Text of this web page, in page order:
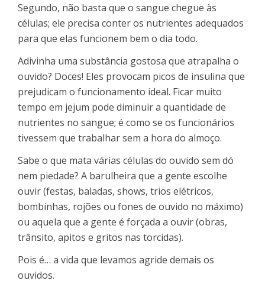
Segundo, não basta que o sangue chegue às
células; ele precisa conter os nutrientes adequados
para que elas funcionem bem o dia todo.
Adivinha uma substância gostosa que atrapalha o
ouvido? Doces! Eles provocam picos de insulina que
prejudicam o funcionamento ideal. Ficar muito
tempo em jejum pode diminuir a quantidade de
nutrientes no sangue; é como se os funcionários
tivessem que trabalhar sem a hora do almoço.
Sabe o que mata várias células do ouvido sem dó
nem piedade? A barulheira que a gente escolhe
ouvir (festas, baladas, shows, trios elétricos,
bombinhas, rojões ou fones de ouvido no máximo)
ou aquela que a gente é forçada a ouvir (obras,
trânsito, apitos e gritos nas torcidas).
Pois é… a vida que levamos agride demais os
ouvidos.